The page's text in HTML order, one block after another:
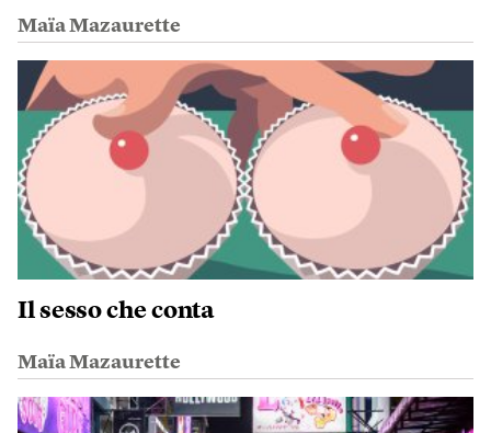
Maïa Mazaurette
Il sesso che conta
Maïa Mazaurette